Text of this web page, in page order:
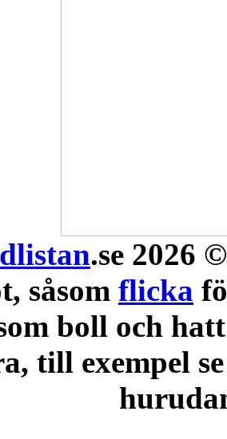
.se 2026
såsom flicka
boll och
till exempel